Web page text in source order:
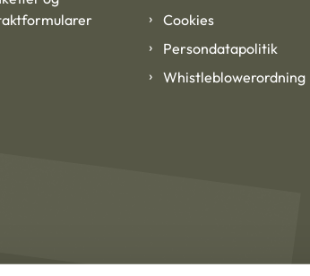
Cookies
Persondatapolitik
Whistleblowerordning